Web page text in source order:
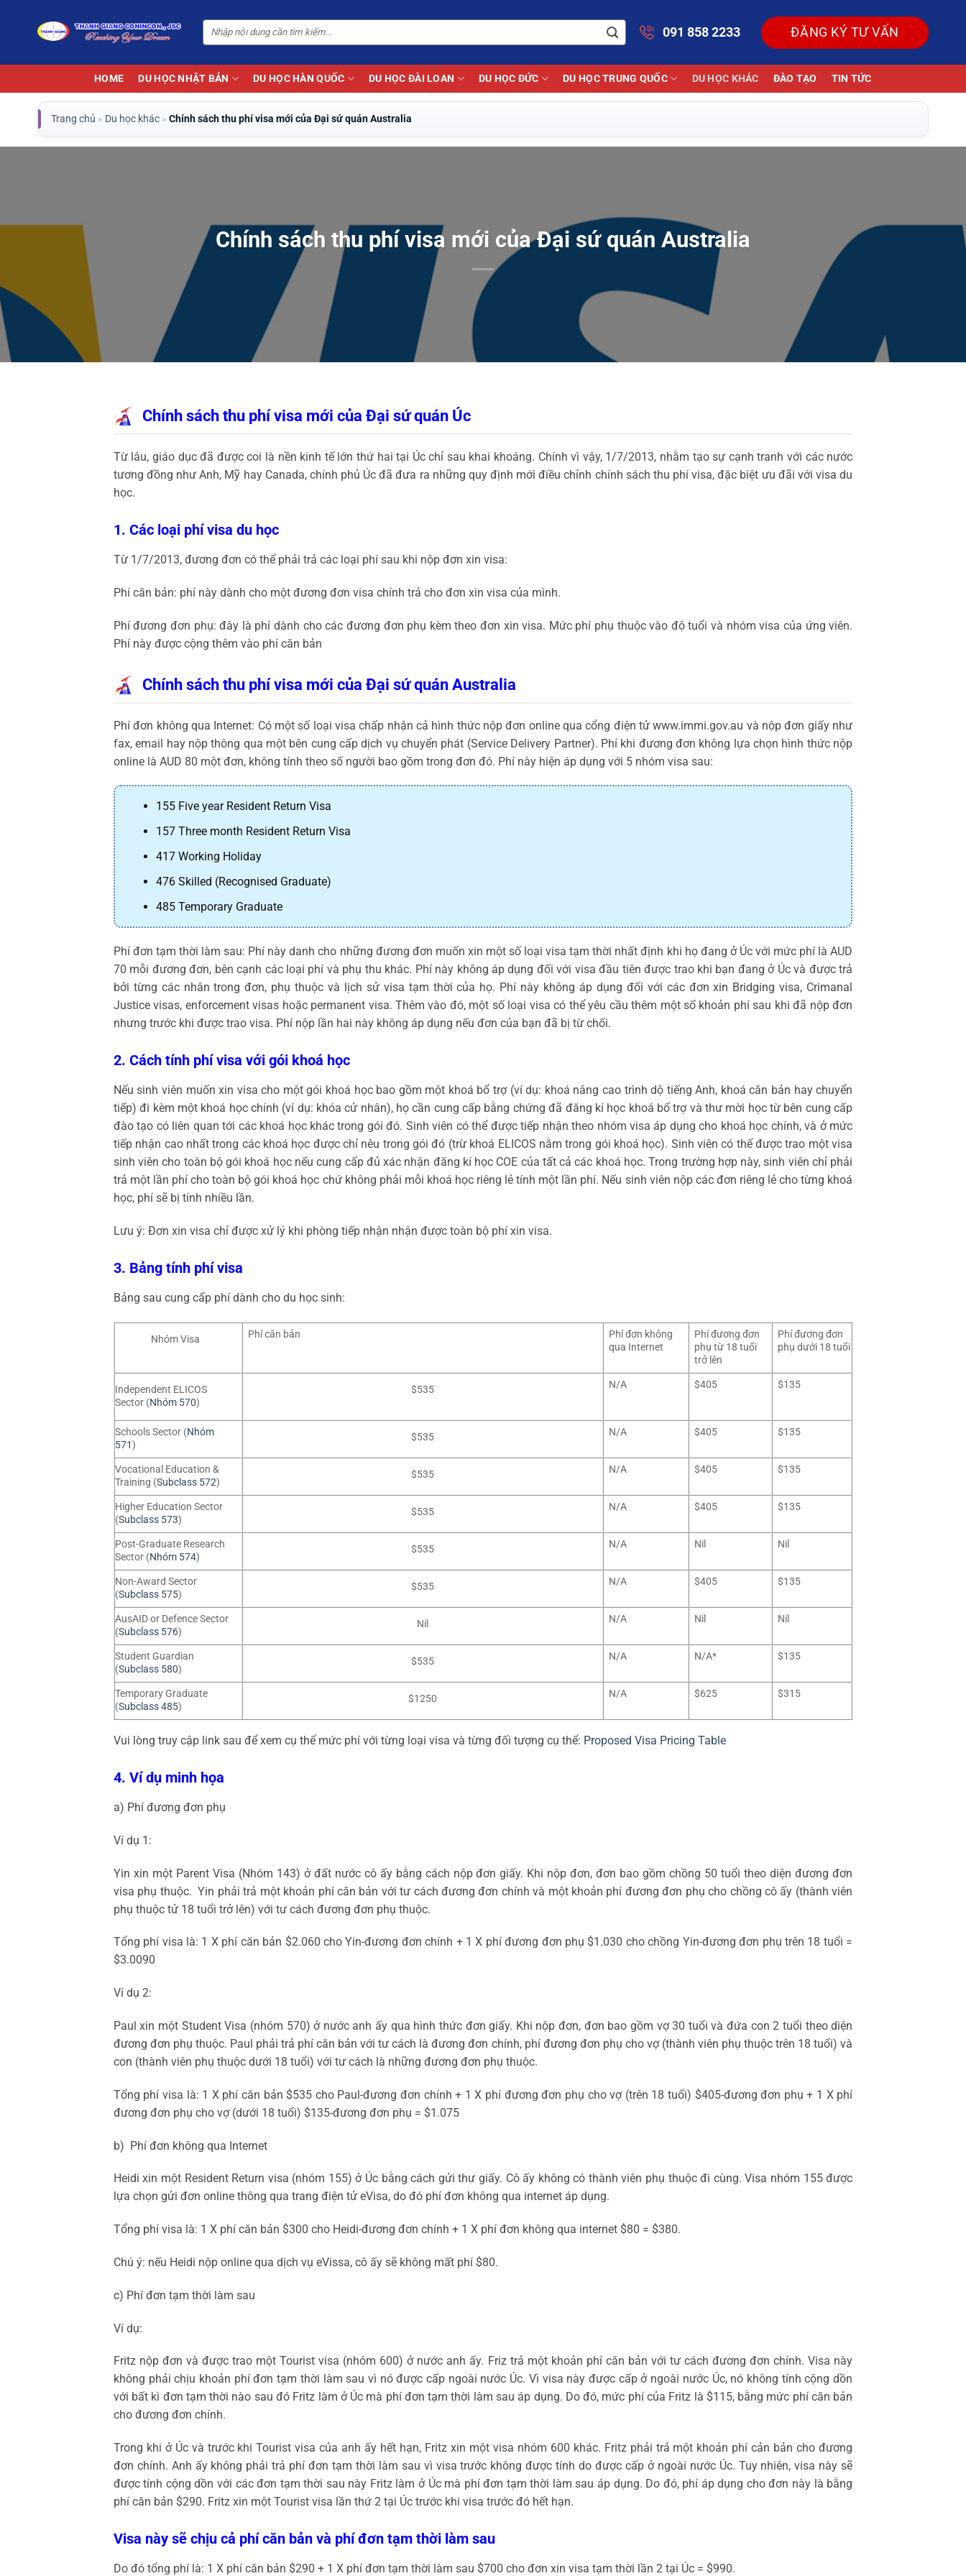
dung
091 858 2233 ĐĂNG KÝ TƯ VẤN
HOME DU HỌC NHẬT BẢN DU HỌC HÀN QUỐC DU HỌC ĐÀI LOAN DU HỌC ĐỨC DU HỌC TRUNG QUỐC DU HỌC KHÁC ĐÀO TẠO TIN TỨC
Trang chủ » Du học khác » Chính sách thu phí visa mới của Đại sứ quán Australia
Chính sách thu phí visa mới của Đại sứ quán Australia
Chính sách thu phí visa mới của Đại sứ quán Úc
Từ lâu, giáo dục đã được coi là nền kinh tế lớn thứ hai tại Úc chỉ sau khai khoáng. Chính vì vậy, 1/7/2013, nhằm tạo sự cạnh tranh với các nước
tương đồng như Anh, Mỹ hay Canada, chính phủ Úc đã đưa ra những quy định mới điều chỉnh chính sách thu phí visa, đặc biệt ưu đãi với visa du
học.
1. Các loại phí visa du học
Từ 1/7/2013, đương đơn có thể phải trả các loại phí sau khi nộp đơn xin visa:
Phí căn bản: phí này dành cho một đương đơn visa chính trả cho đơn xin visa của mình.
Phí đương đơn phụ: đây là phí dành cho các đương đơn phụ kèm theo đơn xin visa. Mức phí phụ thuộc vào độ tuổi và nhóm visa của ứng viên.
Phí này được cộng thêm vào phí căn bản
Chính sách thu phí visa mới của Đại sứ quán Australia
Phí đơn không qua Internet: Có một số loại visa chấp nhận cả hình thức nộp đơn online qua cổng điện tử www.immi.gov.au và nộp đơn giấy như
fax, email hay nộp thông qua một bên cung cấp dịch vụ chuyển phát (Service Delivery Partner). Phí khi đương đơn không lựa chọn hình thức nộp
online là AUD 80 một đơn, không tính theo số người bao gồm trong đơn đó. Phí này hiện áp dụng với 5 nhóm visa sau:
155 Five year Resident Return Visa
157 Three month Resident Return Visa
417 Working Holiday
476 Skilled (Recognised Graduate)
485 Temporary Graduate
Phí đơn tạm thời làm sau: Phí này danh cho những đương đơn muốn xin một số loại visa tạm thời nhất định khi họ đang ở Úc với mức phí là AUD
70 mỗi đương đơn, bên cạnh các loại phí và phụ thu khác. Phí này không áp dụng đối với visa đầu tiên được trao khi bạn đang ở Úc và được trả
bởi từng các nhân trong đơn, phụ thuộc và lịch sử visa tạm thời của họ. Phí này không áp dụng đối với các đơn xin Bridging visa, Crimanal
Justice visas, enforcement visas hoặc permanent visa. Thêm vào đó, một số loại visa có thể yêu cầu thêm một số khoản phí sau khi đã nộp đơn
nhưng trước khi được trao visa. Phí nộp lần hai này không áp dụng nếu đơn của bạn đã bị từ chối.
2. Cách tính phí visa với gói khoá học
Nếu sinh viên muốn xin visa cho một gói khoá học bao gồm một khoá bổ trợ (ví dụ: khoá nâng cao trình dộ tiếng Anh, khoá căn bản hay chuyển
tiếp) đi kèm một khoá học chính (ví dụ: khóa cử nhân), họ cần cung cấp bằng chứng đã đăng kí học khoá bổ trợ và thư mời học từ bên cung cấp
đào tạo có liên quan tới các khoá học khác trong gói đó. Sinh viên có thể được tiếp nhận theo nhóm visa áp dụng cho khoá học chính, và ở mức
tiếp nhận cao nhất trong các khoá học được chỉ nêu trong gói đó (trừ khoá ELICOS nằm trong gói khoá học). Sinh viên có thể được trao một visa
sinh viên cho toàn bộ gói khoá học nếu cung cấp đủ xác nhận đăng kí học COE của tất cả các khoá học. Trong trường hợp này, sinh viên chỉ phải
trả một lần phí cho toàn bộ gói khoá học chứ không phải mỗi khoá học riêng lẻ tính một lần phí. Nếu sinh viên nộp các đơn riêng lẻ cho từng khoá
học, phí sẽ bị tính nhiều lần.
Lưu ý: Đơn xin visa chỉ được xử lý khi phòng tiếp nhận nhận được toàn bộ phí xin visa.
3. Bảng tính phí visa
Bảng sau cung cấp phí dành cho du học sinh:
Nhóm Visa Phí căn bản
Phí đơn không
qua Internet
Phí đương đơn
phụ từ 18 tuổi
trở lên
Phí đương đơn
phụ dưới 18 tuổi
Independent ELICOS
Sector (Nhóm 570)
$535 N/A $405 $135
Schools Sector (Nhóm
571)
$535 N/A $405 $135
Vocational Education &
Training (Subclass 572)
$535 N/A $405 $135
Higher Education Sector
(Subclass 573)
$535 N/A $405 $135
Post-Graduate Research
Sector (Nhóm 574)
$535 N/A Nil Nil
Non-Award Sector
(Subclass 575)
$535 N/A $405 $135
AusAID or Defence Sector
(Subclass 576)
Nil N/A Nil Nil
Student Guardian
(Subclass 580)
$535 N/A N/A* $135
Temporary Graduate
(Subclass 485)
$1250 N/A $625 $315
Vui lòng truy cập link sau để xem cụ thể mức phí với từng loại visa và từng đối tượng cụ thể: Proposed Visa Pricing Table
4. Ví dụ minh họa
a) Phí đương đơn phụ
Ví dụ 1:
Yin xin một Parent Visa (Nhóm 143) ở đất nước cô ấy bằng cách nộp đơn giấy. Khi nộp đơn, đơn bao gồm chồng 50 tuổi theo diện đương đơn
visa phụ thuộc. Yin phải trả một khoản phí căn bản với tư cách đương đơn chính và một khoản phí đương đơn phụ cho chồng cô ấy (thành viên
phụ thuộc tử 18 tuổi trở lên) với tư cách đương đơn phụ thuộc.
Tổng phí visa là: 1 X phí căn bản $2.060 cho Yin-đương đơn chính + 1 X phí đương đơn phụ $1.030 cho chồng Yin-đương đơn phụ trên 18 tuổi =
$3.0090
Ví dụ 2:
Paul xin một Student Visa (nhóm 570) ở nước anh ấy qua hình thức đơn giấy. Khi nộp đơn, đơn bao gồm vợ 30 tuổi và đứa con 2 tuổi theo diện
đương đơn phụ thuộc. Paul phải trả phí căn bản với tư cách là đương đơn chính, phí đương đơn phụ cho vợ (thành viên phụ thuộc trên 18 tuổi) và
con (thành viên phụ thuộc dưới 18 tuổi) với tư cách là những đương đơn phụ thuộc.
Tổng phí visa là: 1 X phí căn bản $535 cho Paul-đương đơn chính + 1 X phí đương đơn phụ cho vợ (trên 18 tuổi) $405-đương đơn phụ + 1 X phí
đương đơn phụ cho vợ (dưới 18 tuổi) $135-đương đơn phụ = $1.075
b) Phí đơn không qua Internet
Heidi xin một Resident Return visa (nhóm 155) ở Úc bằng cách gửi thư giấy. Cô ấy không có thành viên phụ thuộc đi cùng. Visa nhóm 155 được
lựa chọn gửi đơn online thông qua trang điện tử eVisa, do đó phí đơn không qua internet áp dụng.
Tổng phí visa là: 1 X phí căn bản $300 cho Heidi-đương đơn chính + 1 X phí đơn không qua internet $80 = $380.
Chú ý: nếu Heidi nộp online qua dịch vụ eVissa, cô ấy sẽ không mất phí $80.
c) Phí đơn tạm thời làm sau
Ví dụ:
Fritz nộp đơn và được trao một Tourist visa (nhóm 600) ở nước anh ấy. Friz trả một khoản phí căn bản với tư cách đương đơn chính. Visa này
không phải chịu khoản phí đơn tạm thời làm sau vì nó được cấp ngoài nước Úc. Vì visa này được cấp ở ngoài nước Úc, nó không tính cộng dồn
với bất kì đơn tạm thời nào sau đó Fritz làm ở Úc mà phí đơn tạm thời làm sau áp dụng. Do đó, mức phí của Fritz là $115, bằng mức phí căn bản
cho đương đơn chính.
Trong khi ở Úc và trước khi Tourist visa của anh ấy hết hạn, Fritz xin một visa nhóm 600 khác. Fritz phải trả một khoản phí cản bản cho đương
đơn chính. Anh ấy không phải trả phí đơn tạm thời làm sau vì visa trước không được tính do được cấp ở ngoài nước Úc. Tuy nhiên, visa này sẽ
được tính cộng dồn với các đơn tạm thời sau này Fritz làm ở Úc mà phí đơn tạm thời làm sau áp dụng. Do đó, phí áp dụng cho đơn này là bằng
phí căn bản $290. Fritz xin một Tourist visa lần thứ 2 tại Úc trước khi visa trước đó hết hạn.
Visa này sẽ chịu cả phí căn bản và phí đơn tạm thời làm sau
Do đó tổng phí là: 1 X phí căn bản $290 + 1 X phí đơn tạm thời làm sau $700 cho đơn xin visa tạm thời lần 2 tại Úc = $990.